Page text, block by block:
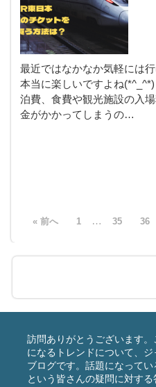
最近ではなかなか気軽には
本当に楽しいですよね
泊費、食費や観光施設の入
金がかかってしまうの…
« 前へ 1 … 35 36
訪問ありがとうございます
になるトレンドについて、
ブログです。話題になって
という皆さんの疑問に対する